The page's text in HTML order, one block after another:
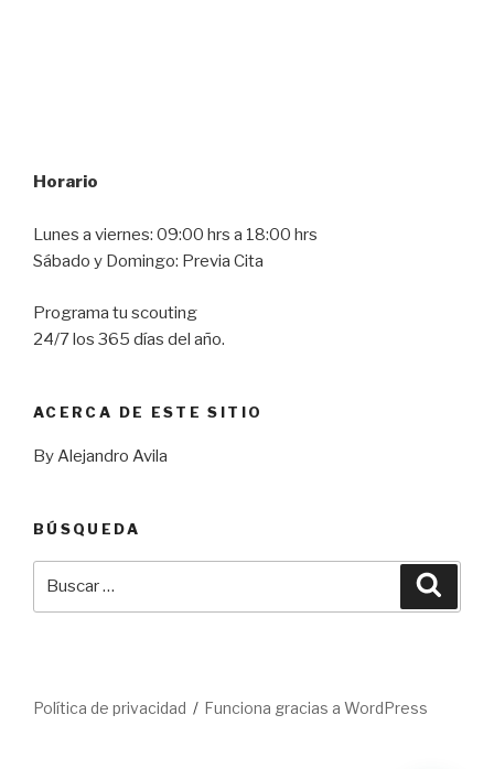
Horario
Lunes a viernes: 09:00 hrs a 18:00 hrs
Sábado y Domingo: Previa Cita
Programa tu scouting
24/7 los 365 días del año.
ACERCA DE ESTE SITIO
By Alejandro Avila
BÚSQUEDA
Política de privacidad Funciona gracias a WordPress